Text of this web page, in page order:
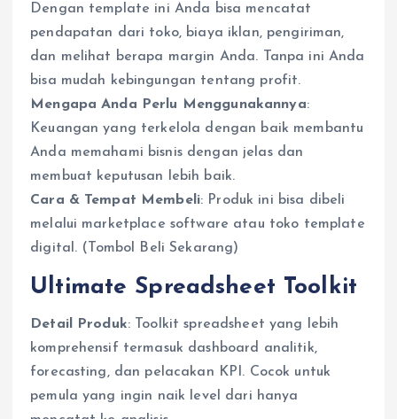
Dengan template ini Anda bisa mencatat
pendapatan dari toko, biaya iklan, pengiriman,
dan melihat berapa margin Anda. Tanpa ini Anda
bisa mudah kebingungan tentang profit.
Mengapa Anda Perlu Menggunakannya:
Keuangan yang terkelola dengan baik membantu
Anda memahami bisnis dengan jelas dan
membuat keputusan lebih baik.
Cara & Tempat Membeli: Produk ini bisa dibeli
melalui marketplace software atau toko template
digital. (Tombol Beli Sekarang)
Ultimate Spreadsheet Toolkit
Detail Produk: Toolkit spreadsheet yang lebih
komprehensif termasuk dashboard analitik,
forecasting, dan pelacakan KPI. Cocok untuk
pemula yang ingin naik level dari hanya